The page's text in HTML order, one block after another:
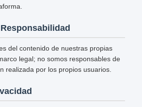
del contenido de nuestras propias
legal; no somos responsables de
realizada por los propios usuarios.